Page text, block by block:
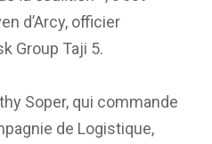
d’Arcy, officier
Group Taji 5.
Soper, qui commande
de Logistique,